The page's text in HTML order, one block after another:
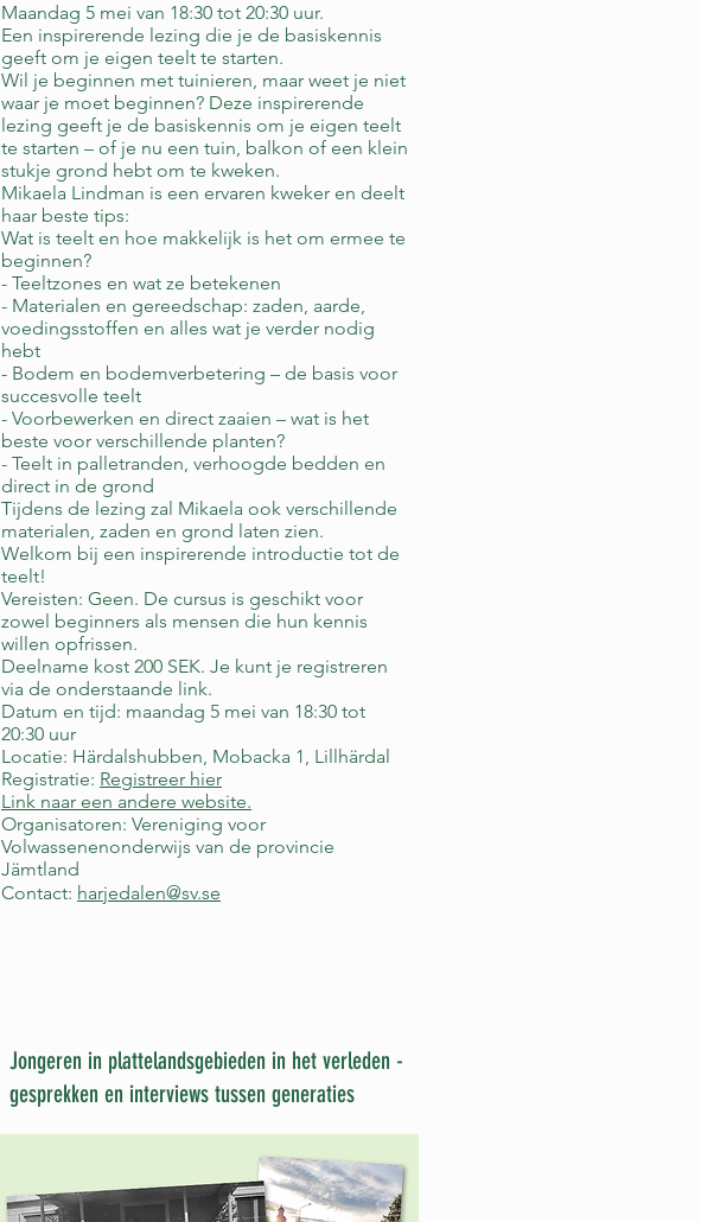
Maandag 5 mei van 18:30 tot 20:30 uur.
Een inspirerende lezing die je de basiskennis
geeft om je eigen teelt te starten.
Wil je beginnen met tuinieren, maar weet je niet
waar je moet beginnen? Deze inspirerende
lezing geeft je de basiskennis om je eigen teelt
te starten – of je nu een tuin, balkon of een klein
stukje grond hebt om te kweken.
Mikaela Lindman is een ervaren kweker en deelt
haar beste tips:
Wat is teelt en hoe makkelijk is het om ermee te
beginnen?
- Teeltzones en wat ze betekenen
- Materialen en gereedschap: zaden, aarde,
voedingsstoffen en alles wat je verder nodig
hebt
- Bodem en bodemverbetering – de basis voor
succesvolle teelt
- Voorbewerken en direct zaaien – wat is het
beste voor verschillende planten?
- Teelt in palletranden, verhoogde bedden en
direct in de grond
Tijdens de lezing zal Mikaela ook verschillende
materialen, zaden en grond laten zien.
Welkom bij een inspirerende introductie tot de
teelt!
Vereisten: Geen. De cursus is geschikt voor
zowel beginners als mensen die hun kennis
willen opfrissen.
Deelname kost 200 SEK. Je kunt je registreren
via de onderstaande link.
Datum en tijd: maandag 5 mei van 18:30 tot
20:30 uur
Locatie: Härdalshubben, Mobacka 1, Lillhärdal
Registratie: Registreer hier
Link naar een andere website.
Organisatoren: Vereniging voor
Volwassenenonderwijs van de provincie
Jämtland
Contact: harjedalen@sv.se
Jongeren in plattelandsgebieden in het verleden -
gesprekken en interviews tussen generaties